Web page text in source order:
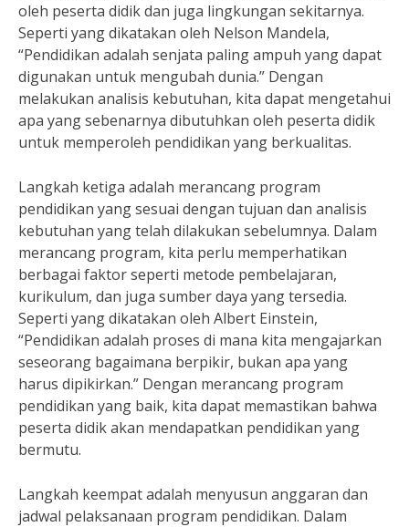
oleh peserta didik dan juga lingkungan sekitarnya.
Seperti yang dikatakan oleh Nelson Mandela,
“Pendidikan adalah senjata paling ampuh yang dapat
digunakan untuk mengubah dunia.” Dengan
melakukan analisis kebutuhan, kita dapat mengetahui
apa yang sebenarnya dibutuhkan oleh peserta didik
untuk memperoleh pendidikan yang berkualitas.
Langkah ketiga adalah merancang program
pendidikan yang sesuai dengan tujuan dan analisis
kebutuhan yang telah dilakukan sebelumnya. Dalam
merancang program, kita perlu memperhatikan
berbagai faktor seperti metode pembelajaran,
kurikulum, dan juga sumber daya yang tersedia.
Seperti yang dikatakan oleh Albert Einstein,
“Pendidikan adalah proses di mana kita mengajarkan
seseorang bagaimana berpikir, bukan apa yang
harus dipikirkan.” Dengan merancang program
pendidikan yang baik, kita dapat memastikan bahwa
peserta didik akan mendapatkan pendidikan yang
bermutu.
Langkah keempat adalah menyusun anggaran dan
jadwal pelaksanaan program pendidikan. Dalam